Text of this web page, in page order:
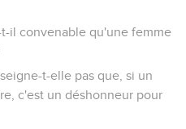
il convenable qu'une femme
t-elle pas que, si un
c'est un déshonneur pour